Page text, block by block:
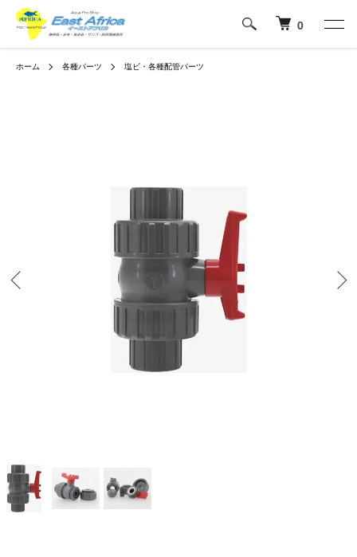
0
ホーム 各種パーツ 塩ビ・各種配管パーツ